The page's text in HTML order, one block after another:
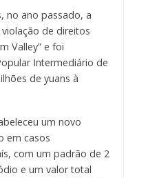
no ano passado, a
de direitos
Valley” e foi
Intermediário de
de yuans à
um novo
em casos
com um padrão de 2
e um valor total